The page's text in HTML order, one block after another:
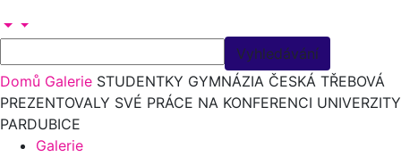
Domů Galerie STUDENTKY GYMNÁZIA ČESKÁ TŘEBOVÁ
PREZENTOVALY SVÉ PRÁCE NA KONFERENCI UNIVERZITY
PARDUBICE
Galerie